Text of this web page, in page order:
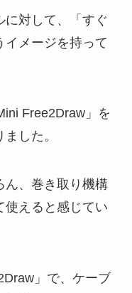
に対して、「すぐ
イメージを持って
Free2Draw」を
した。
ん、巻き取り機構
使えると感じてい
」で、ケーブ